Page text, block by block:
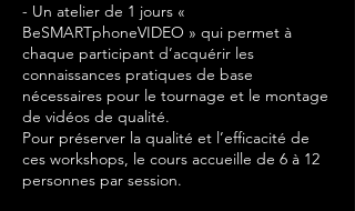
- Un atelier de 1 jours «
BeSMARTphoneVIDEO » qui permet à
chaque participant d’acquérir les
connaissances pratiques de base
nécessaires pour le tournage et le montage
de vidéos de qualité.
Pour préserver la qualité et l’efficacité de
ces workshops, le cours accueille de 6 à 12
personnes par session.